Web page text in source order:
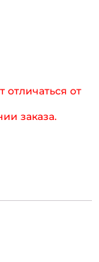
отличаться от
заказа.